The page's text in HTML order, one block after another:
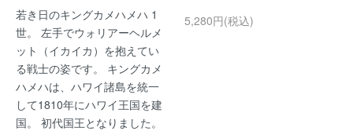
若き日のキングカメハメハ 1
世。 左手でウォリアーヘルメ
ット（イカイカ）を抱えてい
る戦士の姿です。 キングカメ
ハメハは、ハワイ諸島を統一
して1810年にハワイ王国を建
国。 初代国王となりました。
5,280円(税込)